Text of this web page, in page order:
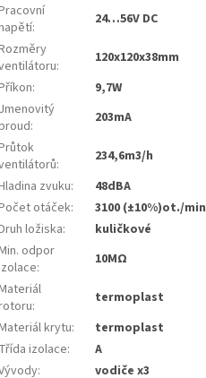
:
24…56V DC
:
120x120x38mm
:
9,7W
Jmenovitý
:
203mA
:
234,6m3/h
zvuku:
48dBA
otáček:
3100 (±10%)ot./min
ložiska:
kuličkové
odpor
:
10MΩ
:
termoplast
krytu:
termoplast
Třída izolace:
A
: vodiče x3